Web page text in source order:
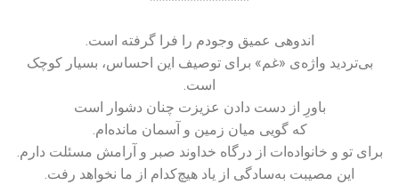
اندوهی عمیق وجودم را فرا گرفته است.
بی‌تردید واژه‌ی «غم» برای توصیف این احساس، بسیار کوچک
است.
باورِ از دست دادن عزیزت چنان دشوار است
که گویی میان زمین و آسمان مانده‌ام.
برای تو و خانواده‌ات از درگاه خداوند صبر و آرامش مسئلت دارم.
این مصیبت به‌سادگی از یاد هیچ‌کدام از ما نخواهد رفت.